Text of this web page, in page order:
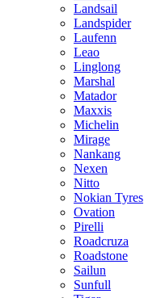
Landsail
Landspider
Laufenn
Leao
Linglong
Marshal
Matador
Maxxis
Michelin
Mirage
Nankang
Nexen
Nitto
Nokian Tyres
Ovation
Pirelli
Roadcruza
Roadstone
Sailun
Sunfull